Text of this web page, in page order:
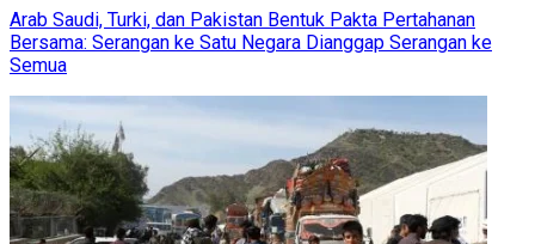
Arab Saudi, Turki, dan Pakistan Bentuk Pakta Pertahanan
Bersama: Serangan ke Satu Negara Dianggap Serangan ke
Semua